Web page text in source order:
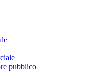
pubblico